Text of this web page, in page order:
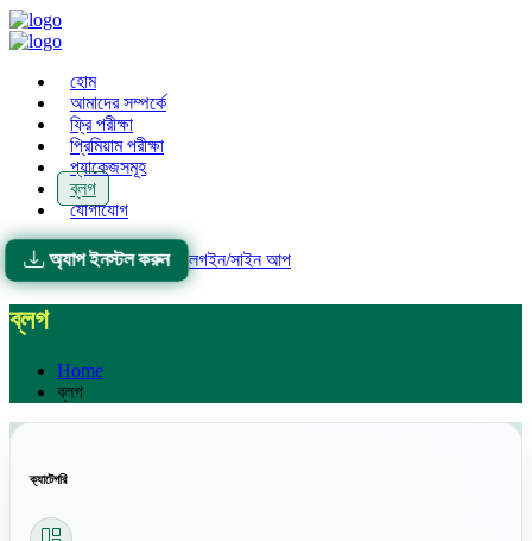
হোম
আমাদের সম্পর্কে
ফ্রি পরীক্ষা
প্রিমিয়াম পরীক্ষা
প্যাকেজসমূহ
ব্লগ
যোগাযোগ
অ্যাপ ইনস্টল করুন লগইন/সাইন আপ
ব্লগ
Home
ব্লগ
ক্যাটেগরি